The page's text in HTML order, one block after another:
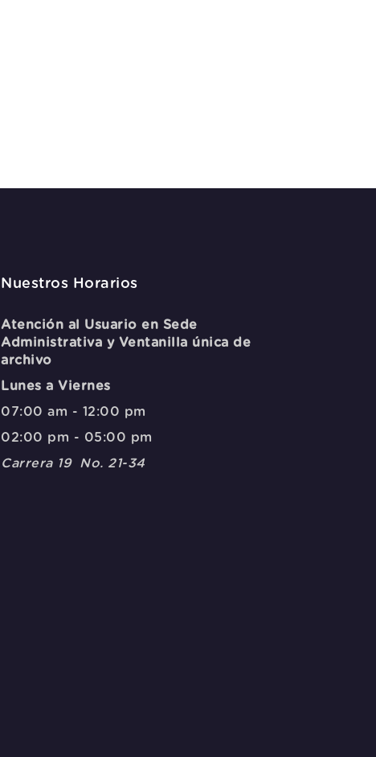
Nuestros Horarios
Atención al Usuario en Sede
Administrativa y Ventanilla única de
archivo
Lunes a Viernes
07:00 am - 12:00 pm
02:00 pm - 05:00 pm
Carrera 19 No. 21-34